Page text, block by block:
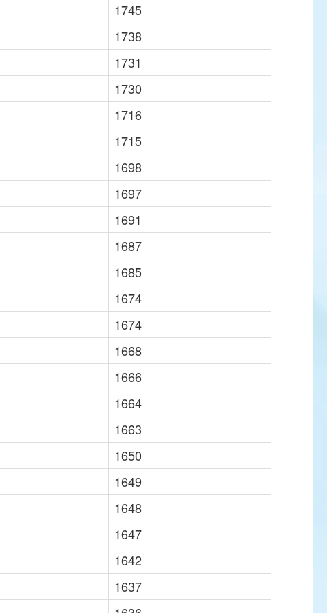
1745
1738
1731
1730
1716
1715
1698
1697
1691
1687
1685
1674
1674
1668
1666
1664
1663
1650
1649
1648
1647
1642
1637